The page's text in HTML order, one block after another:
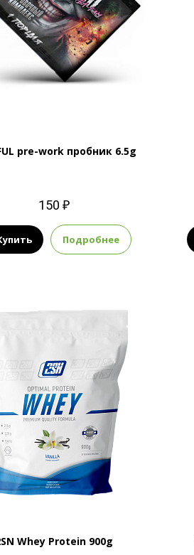
pre-work пробник 6.5g
150 ₽
Подробнее
Whey Protein 900g